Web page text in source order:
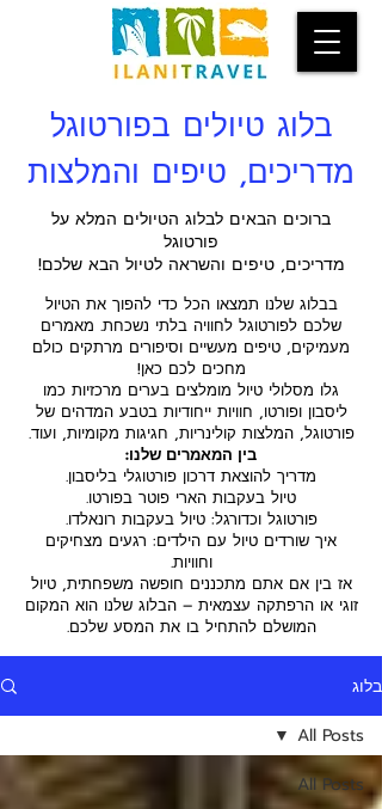
בלוג טיולים בפורטוגל
מדריכים, טיפים והמלצות
ברוכים הבאים לבלוג הטיולים המלא על
פורטוגל
מדריכים, טיפים והשראה לטיול הבא שלכם!
בבלוג שלנו תמצאו הכל כדי להפוך את הטיול
שלכם לפורטוגל לחוויה בלתי נשכחת. מאמרים
מעמיקים, טיפים מעשיים וסיפורים מרתקים כולם
מחכים לכם כאן!
גלו מסלולי טיול מומלצים בערים מרכזיות כמו
ליסבון ופורטו, חוויות ייחודיות בטבע המדהים של
פורטוגל, המלצות קולינריות, חגיגות מקומיות, ועוד.
בין המאמרים שלנו:
מדריך להוצאת דרכון פורטוגלי בליסבון.
טיול בעקבות הארי פוטר בפורטו.
פורטוגל וכדורגל: טיול בעקבות רונאלדו.
איך שורדים טיול עם הילדים: רגעים מצחיקים
וחוויות.
אז בין אם אתם מתכננים חופשה משפחתית, טיול
זוגי או הרפתקה עצמאית – הבלוג שלנו הוא המקום
המושלם להתחיל בו את המסע שלכם.
בלוג
All Posts
All Posts